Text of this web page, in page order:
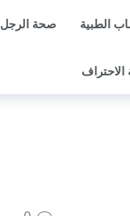
الطبية صحة الرجل
الاحتراف